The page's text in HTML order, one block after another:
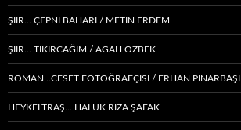
ŞİİR… ÇEPNI BAHARI / METİN ERDEM
ŞIIR… TIKIRCAĞIM / AGAH ÖZBEK
ROMAN…CESET FOTOĞRAFÇISI / ERHAN PINARBAŞI
HEYKELTRAŞ… HALUK RIZA ŞAFAK